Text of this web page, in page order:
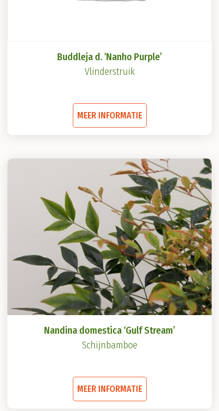
Buddleja d. ‘Nanho Purple’
Vlinderstruik
MEER INFORMATIE
product
meerdere
variaties.
Deze
optie
kan
gekozen
worden
op
de
productpagina
Nandina domestica ‘Gulf Stream’
Schijnbamboe
MEER INFORMATIE
product